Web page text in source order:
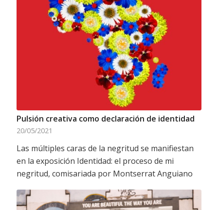
Pulsión creativa como declaración de identidad
20/05/2021
Las múltiples caras de la negritud se manifiestan
en la exposición Identidad: el proceso de mi
negritud, comisariada por Montserrat Anguiano